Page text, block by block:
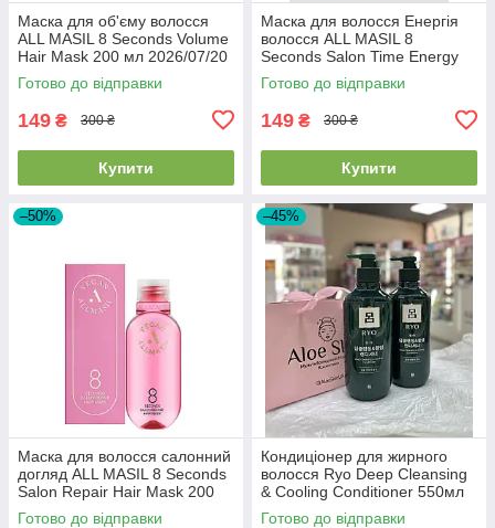
Маска для об'єму волосся
ALL MASIL 8 Seconds Volume
Hair Mask 200 мл 2026/07/20
Готово до відправки
149 ₴ 300 ₴
Купити
Маска для волосся Енергія
волосся ALL MASIL 8
Seconds Salon Time Energy
Hair Mask 200 мл 2026/07/23
Готово до відправки
149 ₴ 300 ₴
Купити
–50%
Маска для волосся салонний
догляд ALL MASIL 8 Seconds
Salon Repair Hair Mask 200
мл 2026/07/21
Готово до відправки
–45%
Кондиціонер для жирного
волосся Ryo Deep Cleansing
& Cooling Conditioner 550мл
Готово до відправки